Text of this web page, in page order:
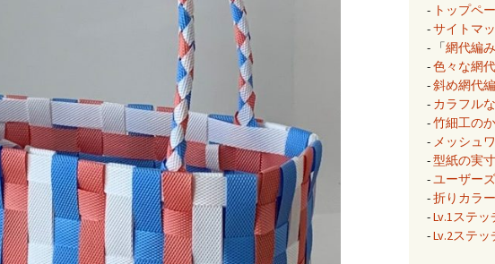
- トップペ
-サイトマ
- 「網代編
-色々な網
-斜め網代
- カラフル
-竹細工の
- メッシュ
-型紙の実
-ユーザー
-折りカラ
-Lv.1ステ
-Lv.2ステ